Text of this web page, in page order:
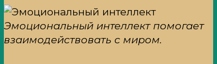
Эмоциональный интеллект помогает
взаимодействовать с миром.